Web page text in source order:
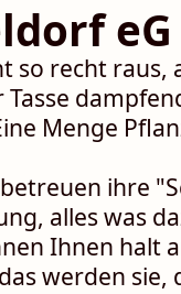
eG
so recht
Menge
ihre
alles was
Ihnen halt
werden